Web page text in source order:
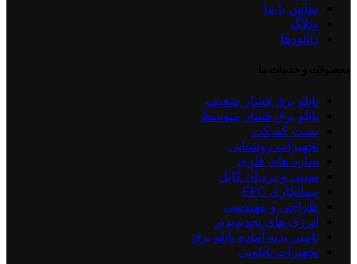
تماس با ما
وبلاگ
دانلودها
تابلو برق فشار ضعیف
تابلو برق فشار متوسط
پست کمپکت
تجهیزات روشنایی
سازه های فلزی
سینی و نردبان کابل
پیمانکاری EPC
طراحی و مهندسی
انرژی های تجدیدپذیر
تامین بدنه آماده تابلو برق
تجهیزات تابلویی